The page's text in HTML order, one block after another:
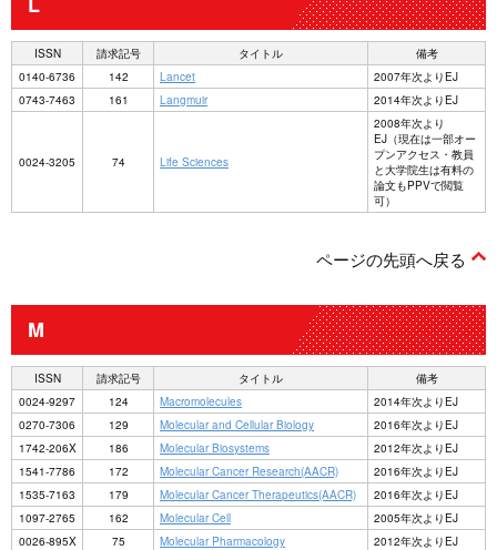
ISSN 請求記号 タイトル
備考
0140-6736
142 Lancet
2007年次よりEJ
0743-7463
161 Langmuir 2014年次よりEJ
0024-3205 74 Life Sciences
2008年次より
EJ（現在は一部オー
プンアクセス・教員
と大学院生は有料の
論文もPPVで閲覧
可）
ページの先頭へ戻る
M
ISSN 請求記号 タイトル
備考
0024-9297
124 Macromolecules
2014年次よりEJ
0270-7306
129 Molecular and Cellular Biology
2016年次よりEJ
1742-206X
186 Molecular Biosystems
2012年次よりEJ
1541-7786
172 Molecular Cancer Research(AACR)
2016年次よりEJ
1535-7163
179 Molecular Cancer Therapeutics(AACR)
2016年次よりEJ
1097-2765
162 Molecular Cell
2005年次よりEJ
0026-895X
75 Molecular Pharmacology 2012年次よりEJ